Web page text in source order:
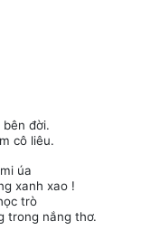
bên đời.
cô liêu.
úa
xanh xao !
trò
trong nắng thơ.